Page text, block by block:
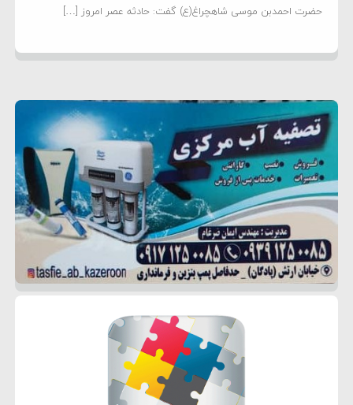
حضرت احمدبن موسی شاهچراغ(ع) گفت: حادثه عصر امروز […]